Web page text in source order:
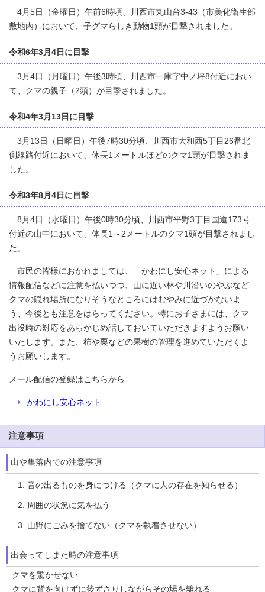
4月5日（金曜日）午前6時頃、川西市丸山台3-43（市美化衛生部
敷地内）において、子グマらしき動物1頭が目撃されました。
令和6年3月4日に目撃
3月4日（月曜日）午後3時頃、川西市一庫字中ノ坪8付近におい
て、クマの親子（2頭）が目撃されました。
令和4年3月13日に目撃
3月13日（日曜日）午後7時30分頃、川西市大和西5丁目26番北
側線路付近において、体長1メートルほどのクマ1頭が目撃されま
した。
令和3年8月4日に目撃
8月4日（水曜日）午後0時30分頃、川西市平野3丁目国道173号
付近の山中において、体長1～2メートルのクマ1頭が目撃されまし
た。
市民の皆様におかれましては、「かわにし安心ネット」による
情報配信などに注意を払いつつ、山に近い林や川沿いのやぶなど
クマの隠れ場所になりそうなところにはむやみに近づかないよ
う、今後とも注意をはらってください。特にお子さまには、クマ
出没時の対応をあらかじめ話しておいていただきますようお願い
いたします。また、柿や栗などの果樹の管理を進めていただくよ
うお願いします。
メール配信の登録はこちらから↓
かわにし安心ネット
注意事項
山や集落内での注意事項
音の出るものを身につける（クマに人の存在を知らせる）
周囲の状況に気を払う
山野にごみを捨てない（クマを執着させない）
出会ってしまた時の注意事項
クマを驚かせない
クマに背を向けずに後ずさりしながらその場を離れる